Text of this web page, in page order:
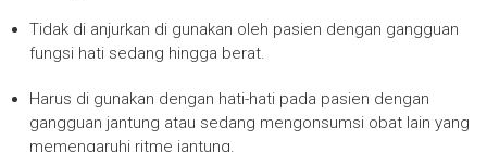
Tidak di anjurkan di gunakan oleh pasien dengan gangguan
fungsi hati sedang hingga berat.
Harus di gunakan dengan hati-hati pada pasien dengan
gangguan jantung atau sedang mengonsumsi obat lain yang
memengaruhi ritme jantung.